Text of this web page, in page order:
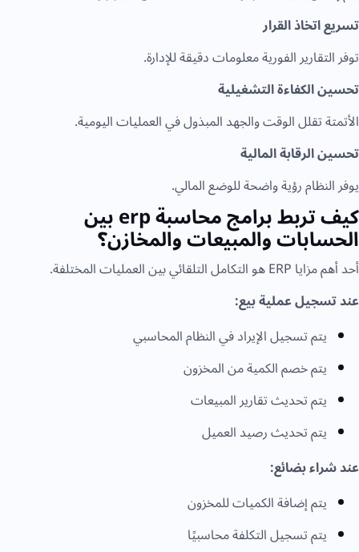
تسريع اتخاذ القرار
توفر التقارير الفورية معلومات دقيقة للإدارة.
تحسين الكفاءة التشغيلية
الأتمتة تقلل الوقت والجهد المبذول في العمليات اليومية.
تحسين الرقابة المالية
يوفر النظام رؤية واضحة للوضع المالي.
كيف تربط برامج محاسبة erp بين
الحسابات والمبيعات والمخازن؟
أحد أهم مزايا ERP هو التكامل التلقائي بين العمليات المختلفة.
عند تسجيل عملية بيع:
يتم تسجيل الإيراد في النظام المحاسبي
يتم خصم الكمية من المخزون
يتم تحديث تقارير المبيعات
يتم تحديث رصيد العميل
عند شراء بضائع:
يتم إضافة الكميات للمخزون
يتم تسجيل التكلفة محاسبيًا